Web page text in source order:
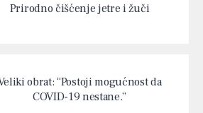
Prirodno čišćenje jetre i žuči
obrat: “Postoji mogućnost da
COVID-19 nestane.”